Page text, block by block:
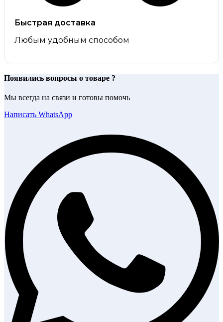
Быстрая доставка
Любым удобным способом
Появились вопросы о товаре ?
Мы всегда на связи и готовы помочь
Написать WhatsApp